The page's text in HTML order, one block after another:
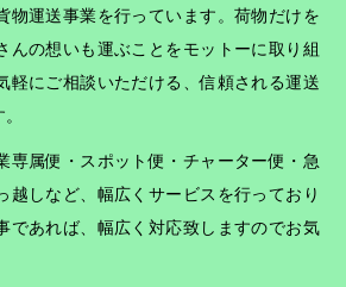
物運送事業を行っています。荷物だけを
んの想いも運ぶことをモットーに取り組
軽にご相談いただける、信頼される運送
専属便・スポット便・チャーター便・急
越しなど、幅広くサービスを行っており
であれば、幅広く対応致しますのでお気